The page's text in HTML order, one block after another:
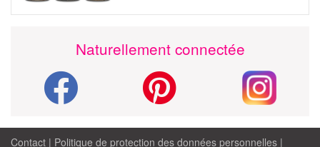
Naturellement connectée
Contact | Politique de protection des données personnelles |